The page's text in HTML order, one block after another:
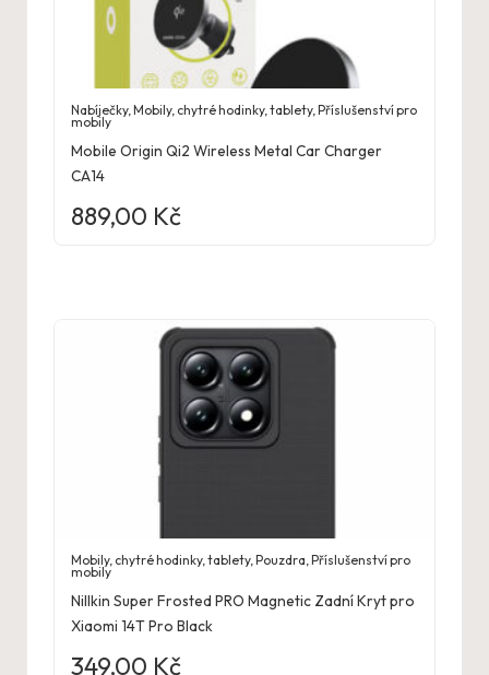
Nabíječky,Mobily, chytré hodinky, tablety,Příslušenství pro
mobily
Mobile Origin Qi2 Wireless Metal Car Charger
CA14
889,00 Kč
Mobily, chytré hodinky, tablety,Pouzdra,Příslušenství pro
mobily
Nillkin Super Frosted PRO Magnetic Zadní Kryt pro
Xiaomi 14T Pro Black
349,00 Kč